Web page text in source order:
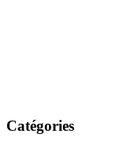
Catégories